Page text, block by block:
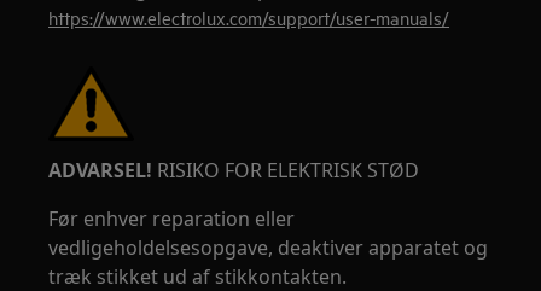
https://www.electrolux.com/support/user-manuals/
ADVARSEL! RISIKO FOR ELEKTRISK STØD
Før enhver reparation eller
vedligeholdelsesopgave, deaktiver apparatet og
træk stikket ud af stikkontakten.